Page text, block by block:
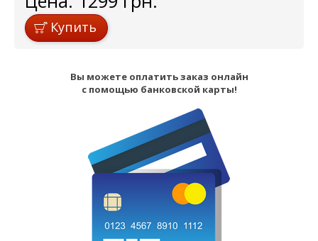
Купить
Вы можете оплатить заказ онлайн
с помощью банковской карты!